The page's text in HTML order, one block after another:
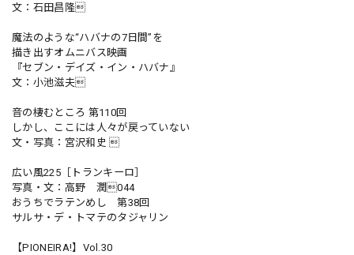
文：石田昌隆
魔法のような“ハバナの7日間”を
描き出すオムニバス映画
『セブン・デイズ・イン・ハバナ』
文：小池滋夫
音の棲むところ 第110回
しかし、ここには人々が戻っていない
文・写真：宮沢和史 
広い風225［トランキーロ］
写真・文：高野 潤044
おうちでラテンめし 第38回
サルサ・デ・トマテのタジャリン
【PIONEIRA!】Vol.30